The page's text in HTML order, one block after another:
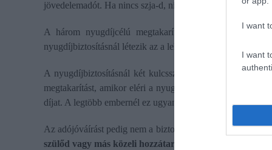
I want
I want
jövedelemadót. Ha nincs szja-d, nincs miből
A három nyugdíjcélú megtakarítás közül —
nyugdíjbiztosításnál létezik az a lehetőség, hogy
A nyugdíjbiztosításnál két kulcsszereplő van. A
megtakarítást, amikor eléri a nyugdíjkorhatárt. A
díjat. A legtöbb embernél ez ugyanaz a személy, de nem
Az adójóváírást pedig nem a biztosított, hanem a szerződő
szülőd vagy más közeli hozzátartozód igen